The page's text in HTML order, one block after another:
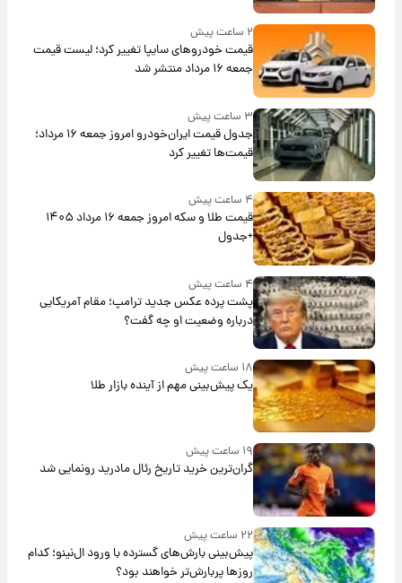
۲ ساعت پیش
قیمت خودروهای سایپا تغییر کرد؛ لیست قیمت
جمعه ۱۶ مرداد منتشر شد
۳ ساعت پیش
جدول قیمت ایران‌خودرو امروز جمعه ۱۶ مرداد؛
قیمت‌ها تغییر کرد
۴ ساعت پیش
قیمت طلا و سکه امروز جمعه ۱۶ مرداد ۱۴۰۵
+جدول
۴ ساعت پیش
پشت پرده عکس جدید ترامپ؛ مقام آمریکایی
درباره وضعیت او چه گفت؟
۱۸ ساعت پیش
یک پیش‌بینی مهم از آینده بازار طلا
۱۹ ساعت پیش
گران‌ترین خرید تاریخ رئال مادرید رونمایی شد
۲۲ ساعت پیش
پیش‌بینی بارش‌های گسترده با ورود ال‌نینو؛ کدام
روزها پربارش‌تر خواهند بود؟